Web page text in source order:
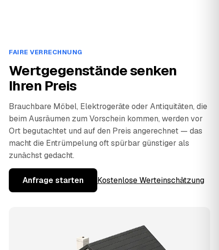
FAIRE VERRECHNUNG
Wertgegenstände senken
Ihren Preis
Brauchbare Möbel, Elektrogeräte oder Antiquitäten, die
beim Ausräumen zum Vorschein kommen, werden vor
Ort begutachtet und auf den Preis angerechnet — das
macht die Entrümpelung oft spürbar günstiger als
zunächst gedacht.
Anfrage starten Kostenlose Werteinschätzung